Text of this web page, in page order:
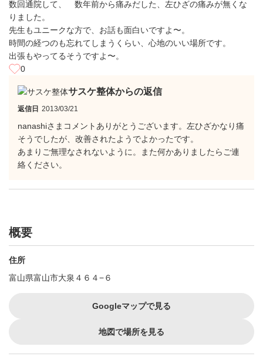
数回通院して、 数年前から痛みだした、左ひざの痛みが無くな
りました。
先生もユニークな方で、お話も面白いですよ〜。
時間の経つのも忘れてしまうくらい、心地のいい場所です。
出張もやってるそうですよ〜。
0
サスケ整体からの返信
返信日 2013/03/21
nanashiさまコメントありがとうございます。左ひざかなり痛
そうでしたが、改善されたようでよかったです。
あまりご無理なされないように。また何かありましたらご連
絡ください。
概要
住所
富山県富山市大泉４６４−６
Googleマップで見る
地図で場所を見る